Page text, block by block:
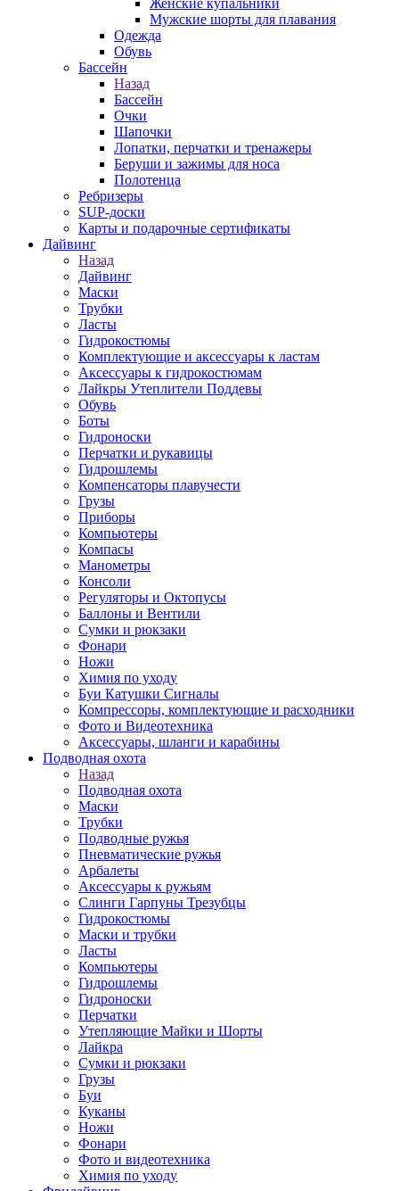
Женские купальники
Мужские шорты для плавания
Одежда
Обувь
Бассейн
Назад
Бассейн
Очки
Шапочки
Лопатки, перчатки и тренажеры
Беруши и зажимы для носа
Полотенца
Ребризеры
SUP-доски
Карты и подарочные сертификаты
Дайвинг
Назад
Дайвинг
Маски
Трубки
Ласты
Гидрокостюмы
Комплектующие и аксессуары к ластам
Аксессуары к гидрокостюмам
Лайкры Утеплители Поддевы
Обувь
Боты
Гидроноски
Перчатки и рукавицы
Гидрошлемы
Компенсаторы плавучести
Грузы
Приборы
Компьютеры
Компасы
Манометры
Консоли
Регуляторы и Октопусы
Баллоны и Вентили
Сумки и рюкзаки
Фонари
Ножи
Химия по уходу
Буи Катушки Сигналы
Компрессоры, комплектующие и расходники
Фото и Видеотехника
Аксессуары, шланги и карабины
Подводная охота
Назад
Подводная охота
Маски
Трубки
Подводные ружья
Пневматические ружья
Арбалеты
Аксессуары к ружьям
Слинги Гарпуны Трезубцы
Гидрокостюмы
Маски и трубки
Ласты
Компьютеры
Гидрошлемы
Гидроноски
Перчатки
Утепляющие Майки и Шорты
Лайкра
Сумки и рюкзаки
Грузы
Буи
Куканы
Ножи
Фонари
Фото и видеотехника
Химия по уходу